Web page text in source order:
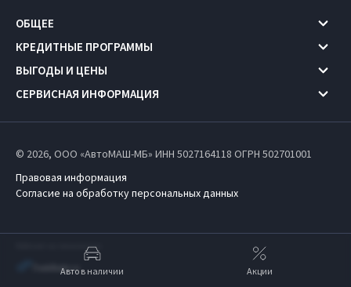
ОБЩЕЕ
КРЕДИТНЫЕ ПРОГРАММЫ
ВЫГОДЫ И ЦЕНЫ
СЕРВИСНАЯ ИНФОРМАЦИЯ
© 2026, ООО «АвтоМАШ-МБ» ИНН 5027164118 ОГРН 502701001
Правовая информация
Согласие на обработку персональных данных
Работает на технологиях
Авто в наличии Акции